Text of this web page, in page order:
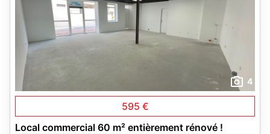
4
595 €
Local commercial 60 m² entièrement rénové !